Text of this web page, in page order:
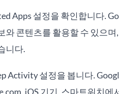
Apps 설정을 확인합니다.
와 콘텐츠를 활용할 수 있으
니다.
Activity 설정을 봅니다.
iOS 기기, 스마트워치